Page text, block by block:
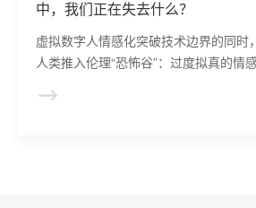
中，我们正在失去什么？
虚拟数字人情感化突破技术边界的同时
人类推入伦理“恐怖谷”：过度拟真的情
算法偏见与责任归属难题，则挑战社会